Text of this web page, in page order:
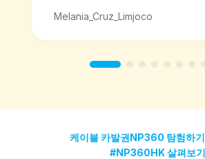
Melania_Cruz_Limjoco
케이블 카발권NP360 탐험하기
#NP360HK 살펴보기